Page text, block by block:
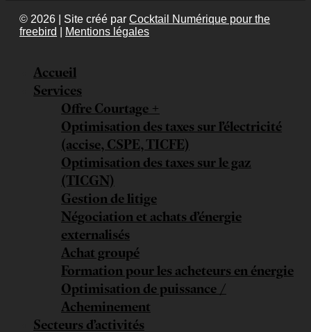
© 2026 | Site créé par Cocktail Numérique pour the
freebird
Mentions légales
Accueil
Services
Offre Courtage +
Optimisation des taxes sur l’électricité
(accise, CSPE, TICFE)
Optimisation des taxes sur le gaz
(TICGN)
Gestion de litige
Négociation et achats d’énergie
externalisés
Achat groupé
Formation pour les acheteurs en énergie
Optimisation de puissance /
Acheminement
Secteurs d’activités